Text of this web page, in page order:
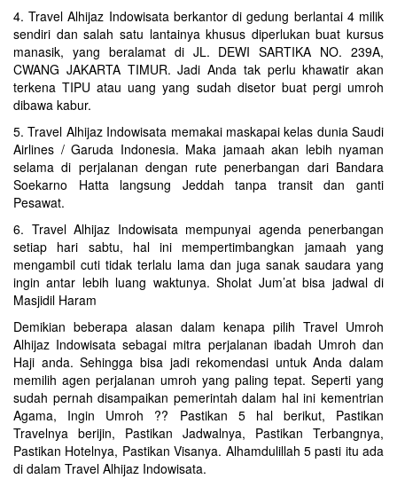
4. Travel Alhijaz Indowisata berkantor di gedung berlantai 4 milik
sendiri dan salah satu lantainya khusus diperlukan buat kursus
manasik, yang beralamat di JL. DEWI SARTIKA NO. 239A,
CWANG JAKARTA TIMUR. Jadi Anda tak perlu khawatir akan
terkena TIPU atau uang yang sudah disetor buat pergi umroh
dibawa kabur.
5. Travel Alhijaz Indowisata memakai maskapai kelas dunia Saudi
Airlines / Garuda Indonesia. Maka jamaah akan lebih nyaman
selama di perjalanan dengan rute penerbangan dari Bandara
Soekarno Hatta langsung Jeddah tanpa transit dan ganti
Pesawat.
6. Travel Alhijaz Indowisata mempunyai agenda penerbangan
setiap hari sabtu, hal ini mempertimbangkan jamaah yang
mengambil cuti tidak terlalu lama dan juga sanak saudara yang
ingin antar lebih luang waktunya. Sholat Jum’at bisa jadwal di
Masjidil Haram
Demikian beberapa alasan dalam kenapa pilih Travel Umroh
Alhijaz Indowisata sebagai mitra perjalanan ibadah Umroh dan
Haji anda. Sehingga bisa jadi rekomendasi untuk Anda dalam
memilih agen perjalanan umroh yang paling tepat. Seperti yang
sudah pernah disampaikan pemerintah dalam hal ini kementrian
Agama, Ingin Umroh ?? Pastikan 5 hal berikut, Pastikan
Travelnya berijin, Pastikan Jadwalnya, Pastikan Terbangnya,
Pastikan Hotelnya, Pastikan Visanya. Alhamdulillah 5 pasti itu ada
di dalam Travel Alhijaz Indowisata.